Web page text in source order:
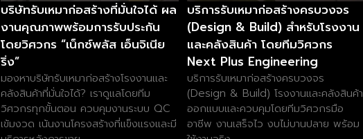
บริษัทรับเหมาก่อสร้างที่มั่นใจได้ ผล
งานคุณภาพพร้อมการรับประกัน
โดยวิศวกร “เน็กซ์พลัส เอ็นจิเนีย
ริ่ง”
มองหาบริษัทรับเหมาก่อสร้างโรงงานและ
คลังสินค้าที่มั่นใจได้? เราดูแลโดยทีม
วิศวกรทุกขั้นตอน ควบคุมงานระบบ QC
เข้มงวด เน้นงานโครงสร้างที่แข็งแรงและมี
บริการรับเหมาก่อสร้างครบวงจร
(Design & Build) สำหรับโรงงาน
และคลังสินค้า โดยทีมวิศวกร
Next Plus Engineering
บริการรับเหมาก่อสร้างครบวงจร
(Design & Build) โรงงานและคลังสินค้า
ออกแบบและควบคุมโดยทีมวิศวกรมือ
อาชีพ งานเสร็จไว งบไม่บานปลาย พร้อม